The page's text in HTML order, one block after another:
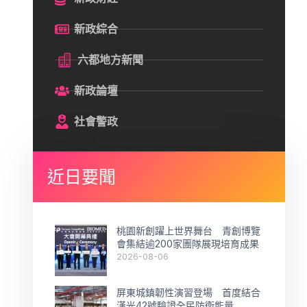
新政綜合
六都地方新聞
新政論壇
社會警政
近日要聞
桃園新創躍上世界舞台 青創博覽
會集結逾200家團隊展現培育成果
2026-08-06
屏東城鎮韌性演習登場 首度結合